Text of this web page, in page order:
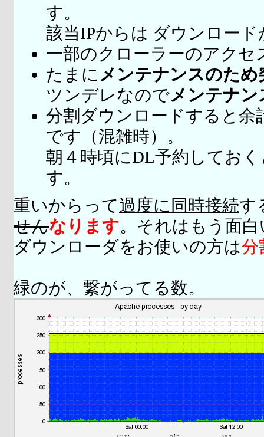
す。
該当IPからは ダウンロー
一部のクローラーのアクセ
たまに メンテナンスのため
ツンデレなのでメンテナ
分割ダウンロードすると余
です（混雑時）。
朝４時頃にDL予約してお
す。
重いからって過度に同時接続す
せんなります。それはもう面
ダウンローダをお使いの方は分
緑のが、繋がってる数。